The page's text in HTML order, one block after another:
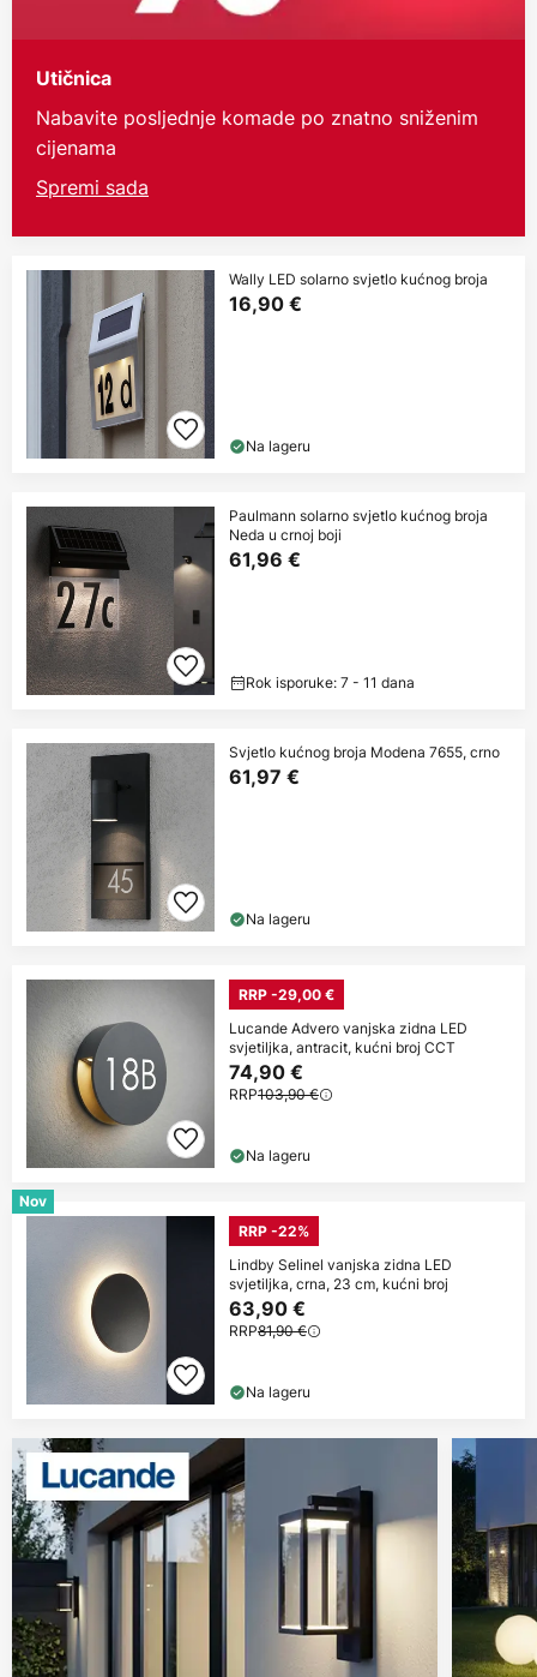
Utičnica
Nabavite posljednje komade po znatno sniženim
cijenama
Spremi sada
Wally LED solarno svjetlo kućnog broja
16,90 €
Na lageru
Paulmann solarno svjetlo kućnog broja
Neda u crnoj boji
61,96 €
Rok isporuke: 7 - 11 dana
Svjetlo kućnog broja Modena 7655, crno
61,97 €
Na lageru
RRP -29,00 €
Lucande Advero vanjska zidna LED
svjetiljka, antracit, kućni broj CCT
74,90 €
RRP103,90 €
Na lageru
Nov
RRP -22%
Lindby Selinel vanjska zidna LED
svjetiljka, crna, 23 cm, kućni broj
63,90 €
RRP81,90 €
Na lageru